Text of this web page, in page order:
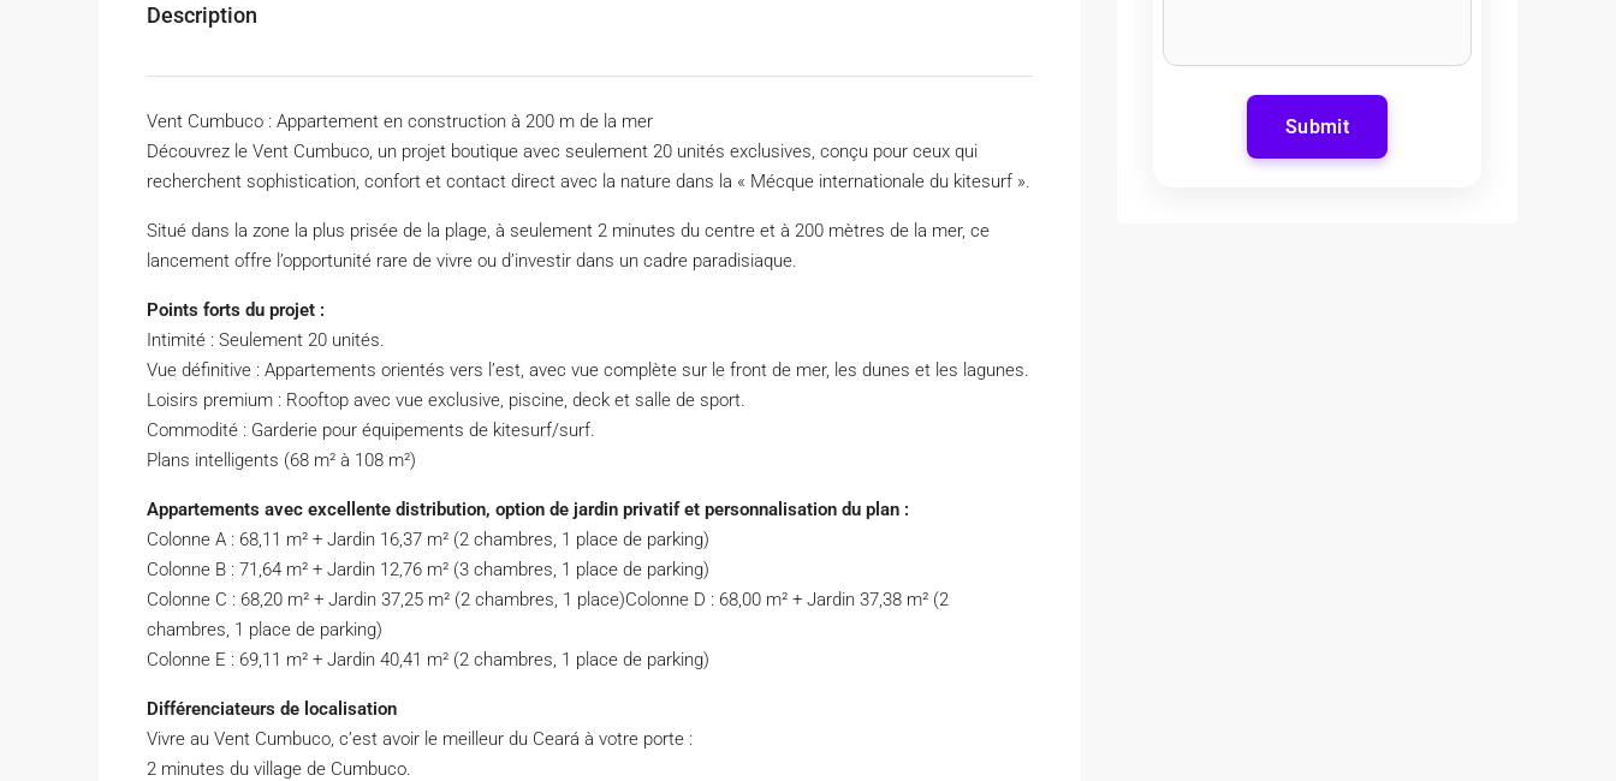
Description
Vent Cumbuco : Appartement en construction à 200 m de la mer
Découvrez le Vent Cumbuco, un projet boutique avec seulement 20 unités exclusives, conçu pour ceux qui
recherchent sophistication, confort et contact direct avec la nature dans la « Mécque internationale du kitesurf ».
Situé dans la zone la plus prisée de la plage, à seulement 2 minutes du centre et à 200 mètres de la mer, ce
lancement offre l’opportunité rare de vivre ou d’investir dans un cadre paradisiaque.
Points forts du projet :
Intimité : Seulement 20 unités.
Vue définitive : Appartements orientés vers l’est, avec vue complète sur le front de mer, les dunes et les lagunes.
Loisirs premium : Rooftop avec vue exclusive, piscine, deck et salle de sport.
Commodité : Garderie pour équipements de kitesurf/surf.
Plans intelligents (68 m² à 108 m²)
Appartements avec excellente distribution, option de jardin privatif et personnalisation du plan :
Colonne A : 68,11 m² + Jardin 16,37 m² (2 chambres, 1 place de parking)
Colonne B : 71,64 m² + Jardin 12,76 m² (3 chambres, 1 place de parking)
Colonne C : 68,20 m² + Jardin 37,25 m² (2 chambres, 1 place)Colonne D : 68,00 m² + Jardin 37,38 m² (2
chambres, 1 place de parking)
Colonne E : 69,11 m² + Jardin 40,41 m² (2 chambres, 1 place de parking)
Différenciateurs de localisation
Vivre au Vent Cumbuco, c’est avoir le meilleur du Ceará à votre porte :
2 minutes du village de Cumbuco.
Submit